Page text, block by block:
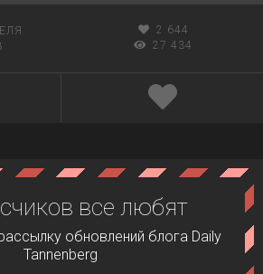
2 644
27 434
все любят
обновлений блога Daily
Tannenberg